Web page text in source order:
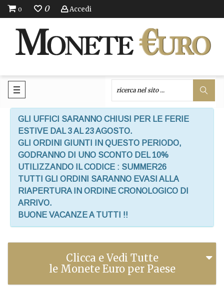
0 0 Accedi
GLI UFFICI SARANNO CHIUSI PER LE FERIE
ESTIVE DAL 3 AL 23 AGOSTO.
GLI ORDINI GIUNTI IN QUESTO PERIODO,
GODRANNO DI UNO SCONTO DEL 10%
UTILIZZANDO IL CODICE : SUMMER26
TUTTI GLI ORDINI SARANNO EVASI ALLA
RIAPERTURA IN ORDINE CRONOLOGICO DI
ARRIVO.
BUONE VACANZE A TUTTI !!
Clicca e Vedi Tutte
le Monete Euro per Paese